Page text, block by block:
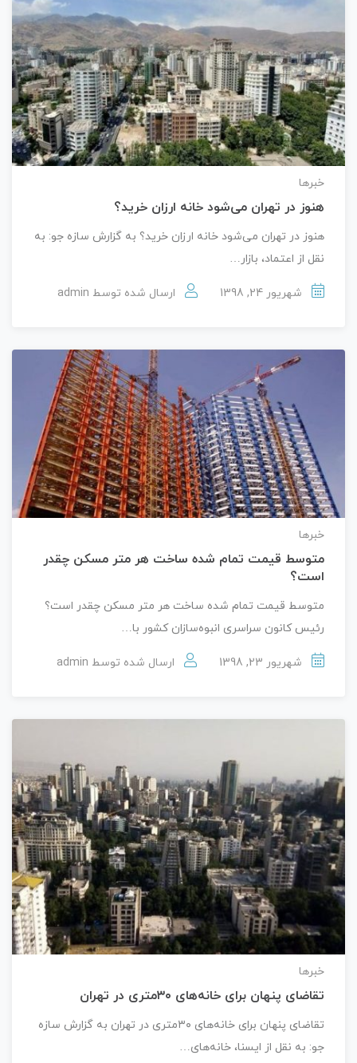
خبرها
هنوز در تهران می‌شود خانه ارزان خرید؟
هنوز در تهران می‌شود خانه ارزان خرید؟ به گزارش سازه جو: به
نقل از اعتماد، بازار…
شهریور 24, 1398 ارسال شده توسط admin
خبرها
متوسط قیمت تمام شده ساخت هر متر مسکن چقدر
است؟
متوسط قیمت تمام شده ساخت هر متر مسکن چقدر است؟
رئیس کانون سراسری انبوه‌سازان کشور با…
شهریور 23, 1398 ارسال شده توسط admin
خبرها
تقاضای پنهان برای خانه‌های ۳۰متری در تهران
تقاضای پنهان برای خانه‌های ۳۰متری در تهران به گزارش سازه
جو: به نقل از ایسنا، خانه‌های…